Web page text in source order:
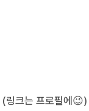
(링크는 프로필에😉)